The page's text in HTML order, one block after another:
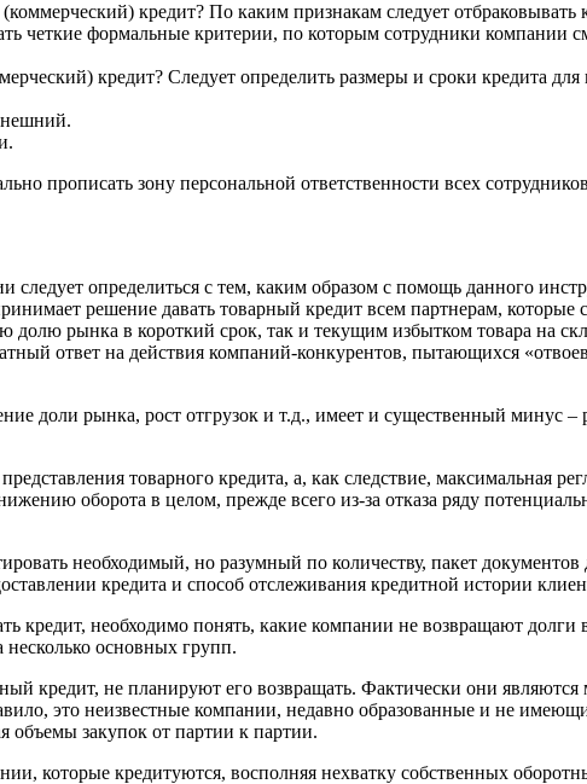
кредит? По каким признакам следует отбраковывать
четкие формальные критерии, по которым сотрудники компании
кредит? Следует определить размеры и сроки кредита для
прописать зону персональной ответственности всех
определиться с тем, каким образом с помощь данного
решение давать товарный кредит всем партнерам, которые
рынка в короткий срок, так и текущим избытком товара на
ответ на действия компаний-конкурентов, пытающихся
доли рынка, рост отгрузок и т.д., имеет и существенный минус –
товарного кредита, а, как следствие, максимальная
оборота в целом, прежде всего из-за отказа ряду
необходимый, но разумный по количеству, пакет
кредита и способ отслеживания кредитной истории
необходимо понять, какие компании не возвращают
основных групп.
кредит, не планируют его возвращать. Фактически они
это неизвестные компании, недавно образованные и не
объемы закупок от партии к партии.
которые кредитуются, восполняя нехватку собственных